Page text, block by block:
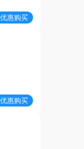
惠购买
惠购买